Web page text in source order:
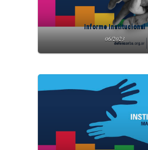
Informe Institucional
06/2023